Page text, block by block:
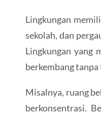
Lingkungan
sekolah, dan
Lingkungan yang
berkembang
Misalnya, ruang
berkonsentrasi.